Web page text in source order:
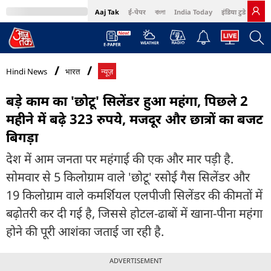
Aaj Tak ई-पेपर বাংলা India Today इंडिया टुडे हिंदी
MumbaiTak Cosmopolitan Harper's Bazaar Northeast
Hindi News भारत न्यूज़
बड़े काम का 'छोटू' सिलेंडर हुआ महंगा, पिछले 2
महीने में बढ़े 323 रुपये, मजदूर और छात्रों का बजट
बिगड़ा
देश में आम जनता पर महंगाई की एक और मार पड़ी है.
सोमवार से 5 किलोग्राम वाले 'छोटू' रसोई गैस सिलेंडर और
19 किलोग्राम वाले कमर्शियल एलपीजी सिलेंडर की कीमतों में
बढ़ोतरी कर दी गई है, जिससे होटल-ढाबों में खाना-पीना महंगा
होने की पूरी आशंका जताई जा रही है.
ADVERTISEMENT